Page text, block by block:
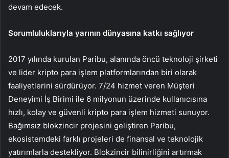
devam edecek.
Sorumluluklarıyla yarının dünyasına katkı sağlıyor
2017 yılında kurulan Paribu, alanında öncü teknoloji şirketi
ve lider kripto para işlem platformlarından biri olarak
faaliyetlerini sürdürüyor. 7/24 hizmet veren Müşteri
Deneyimi İş Birimi ile 6 milyonun üzerinde kullanıcısına
hızlı, kolay ve güvenli kripto para işlem hizmeti sunuyor.
Bağımsız blokzincir projesini geliştiren Paribu,
ekosistemdeki farklı projeleri de finansal ve teknolojik
yatırımlarla destekliyor. Blokzincir bilinirliğini artırmak